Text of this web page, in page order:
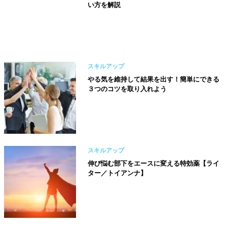
い方を解説
スキルアップ
やる気を維持して結果を出す！簡単にできる
３つのコツを取り入れよう
スキルアップ
伸び悩む部下をエースに変える特効薬【ライ
ター／トイアンナ】